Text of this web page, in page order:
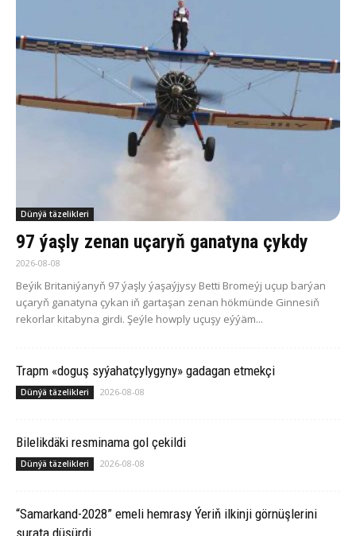
Dünýä täzelikleri
97 ýaşly zenan uçaryň ganatyna çykdy
2026-08-08
Beýik Britaniýanyň 97 ýaşly ýaşaýjysy Betti Bromeýj uçup barýan
uçaryň ganatyna çykan iň gartaşan zenan hökmünde Ginnesiň
rekorlar kitabyna girdi. Şeýle howply uçuşy eýýäm...
Trapm «doguş syýahatçylygyny» gadagan etmekçi
Dünýä täzelikleri 2026-08-08
Bilelikdäki resminama gol çekildi
Dünýä täzelikleri 2026-08-08
“Samarkand-2028” emeli hemrasy Ýeriň ilkinji görnüşlerini